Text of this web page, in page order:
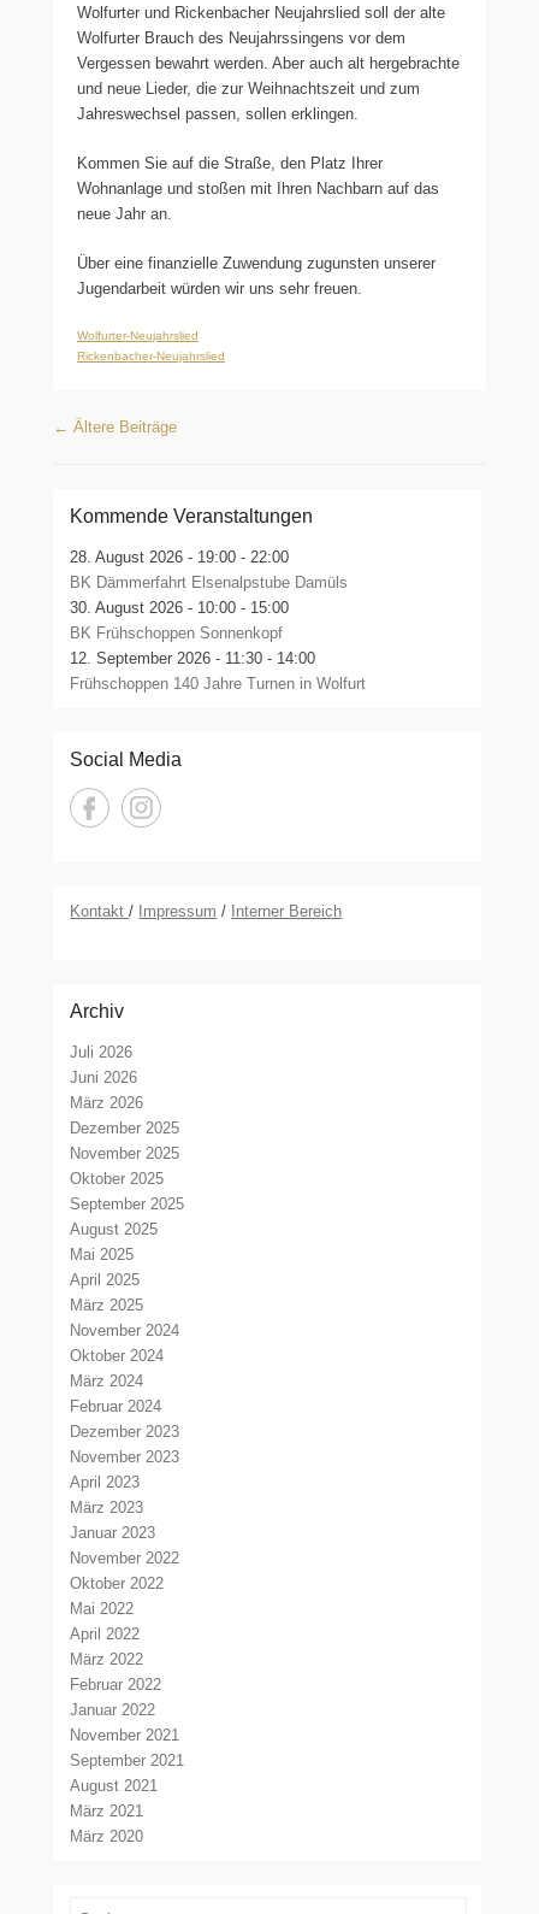
Wolfurter und Rickenbacher Neujahrslied soll der alte
Wolfurter Brauch des Neujahrssingens vor dem
Vergessen bewahrt werden. Aber auch alt hergebrachte
und neue Lieder, die zur Weihnachtszeit und zum
Jahreswechsel passen, sollen erklingen.
Kommen Sie auf die Straße, den Platz Ihrer
Wohnanlage und stoßen mit Ihren Nachbarn auf das
neue Jahr an.
Über eine finanzielle Zuwendung zugunsten unserer
Jugendarbeit würden wir uns sehr freuen.
Wolfurter-Neujahrslied
Rickenbacher-Neujahrslied
Beitragsnavigation
← Ältere Beiträge
Kommende Veranstaltungen
28. August 2026 - 19:00 - 22:00
BK Dämmerfahrt Elsenalpstube Damüls
30. August 2026 - 10:00 - 15:00
BK Frühschoppen Sonnenkopf
12. September 2026 - 11:30 - 14:00
Frühschoppen 140 Jahre Turnen in Wolfurt
Social Media
Kontakt/ Impressum / Interner Bereich
Archiv
Juli 2026
Juni 2026
März 2026
Dezember 2025
November 2025
Oktober 2025
September 2025
August 2025
Mai 2025
April 2025
März 2025
November 2024
Oktober 2024
März 2024
Februar 2024
Dezember 2023
November 2023
April 2023
März 2023
Januar 2023
November 2022
Oktober 2022
Mai 2022
April 2022
März 2022
Februar 2022
Januar 2022
November 2021
September 2021
August 2021
März 2021
März 2020
Suchen